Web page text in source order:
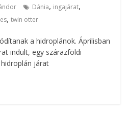
Dánia, ingajárat,
,twin otter
a hidroplánok. Áprilisban
indult, egy szárazföldi
járat